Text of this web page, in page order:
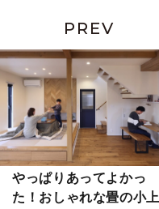
PREV
やっぱりあってよかっ
た！おしゃれな畳の小上